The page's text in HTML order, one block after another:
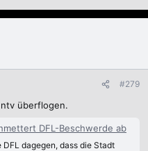
#279
überflogen.
DFL-Beschwerde ab
dagegen, dass die Stadt